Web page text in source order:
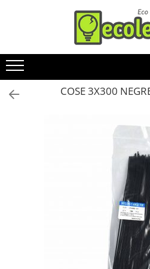
Toate Produsele
Banda LED
Bec incandescent (Clasic)
Becuri & lampi led cu fasung
Modul Led pentru aplica
Tub Neon Fluorescent (Clasic)
COSE 3X300